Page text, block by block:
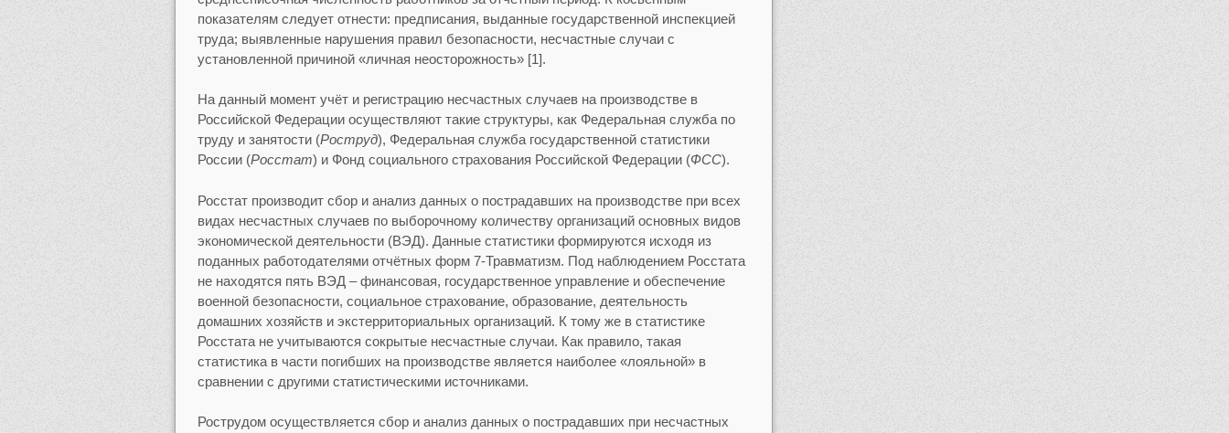
показателям следует отнести: предписания, выданные государственной инспекцией
труда; выявленные нарушения правил безопасности, несчастные случаи с
установленной причиной «личная неосторожность» [1].
На данный момент учёт и регистрацию несчастных случаев на производстве в
Российской Федерации осуществляют такие структуры, как Федеральная служба по
труду и занятости (Роструд), Федеральная служба государственной статистики
России (Росстат) и Фонд социального страхования Российской Федерации (ФСС).
Росстат производит сбор и анализ данных о пострадавших на производстве при всех
видах несчастных случаев по выборочному количеству организаций основных видов
экономической деятельности (ВЭД). Данные статистики формируются исходя из
поданных работодателями отчётных форм 7-Травматизм. Под наблюдением Росстата
не находятся пять ВЭД – финансовая, государственное управление и обеспечение
военной безопасности, социальное страхование, образование, деятельность
домашних хозяйств и экстерриториальных организаций. К тому же в статистике
Росстата не учитываются сокрытые несчастные случаи. Как правило, такая
статистика в части погибших на производстве является наиболее «лояльной» в
сравнении с другими статистическими источниками.
Рострудом осуществляется сбор и анализ данных о пострадавших при несчастных